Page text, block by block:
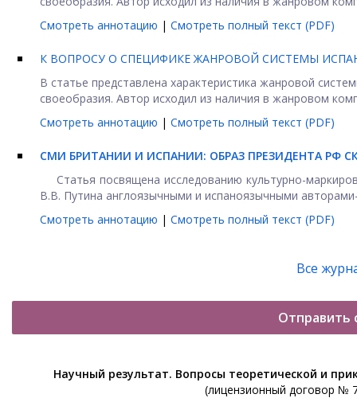
Смотреть аннотацию | Смотреть полный текст (PDF)
К ВОПРОСУ О СПЕЦИФИКЕ ЖАНРОВОЙ СИСТЕМЫ
В статье представлена характеристика жанровой
своеобразия. Автор исходил из наличия в жанровом
Смотреть аннотацию | Смотреть полный текст (PDF)
СМИ БРИТАНИИ И ИСПАНИИ: ОБРАЗ ПРЕЗИДЕНТА РФ
Статья посвящена исследованию культурно-
В.В. Путина англоязычными и испаноязычными
Смотреть аннотацию | Смотреть полный текст (PDF)
Все
Отправить
Научный результат. Вопросы теоретической и
(лицензионный договор №